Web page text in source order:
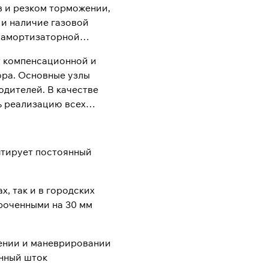
и резком торможении,
наличие газовой
компенсационной и
Основные узлы
В качестве
реализацию всех
постоянный
так и в городских
на 30 мм
и маневрировании
шток